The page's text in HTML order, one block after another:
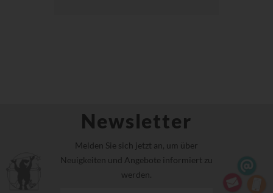
Newsletter
Melden Sie sich jetzt an, um über
Neuigkeiten und Angebote informiert zu
werden.